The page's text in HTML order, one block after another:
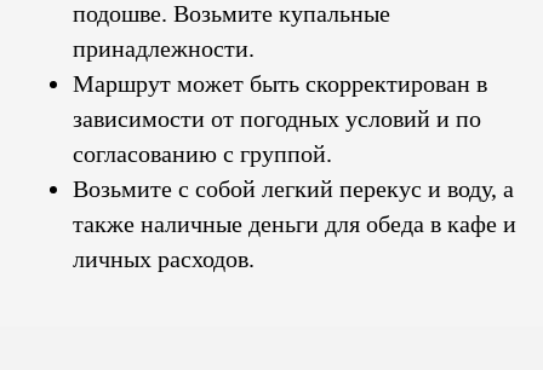
подошве. Возьмите купальные
принадлежности.
Маршрут может быть скорректирован в
зависимости от погодных условий и по
согласованию с группой.
Возьмите с собой легкий перекус и воду, а
также наличные деньги для обеда в кафе и
личных расходов.